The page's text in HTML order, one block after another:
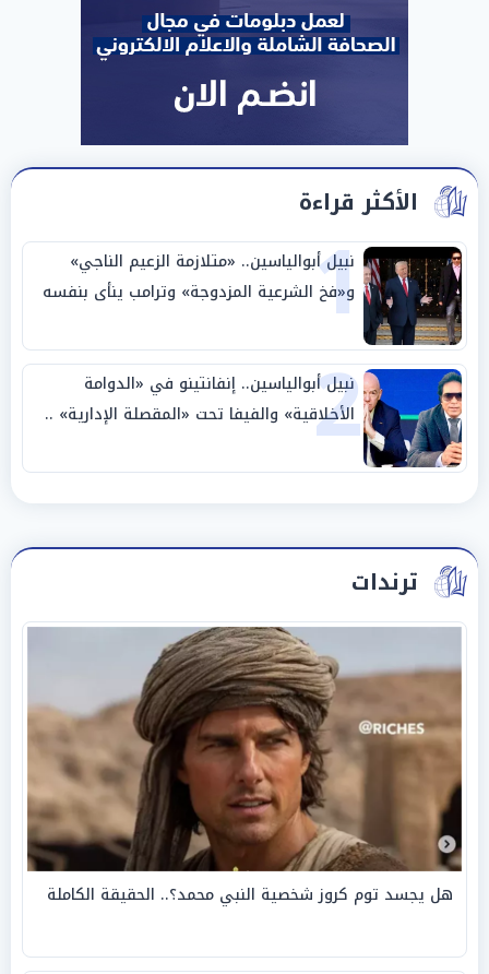
الأكثر قراءة
1
نبيل أبوالياسين.. «متلازمة الزعيم الناجي»
و«فخ الشرعية المزدوجة» وترامب ينأى بنفسه
وحليفه في «ميتم استراتيجي»
2
نبيل أبوالياسين.. إنفانتينو في «الدوامة
الأخلاقية» والفيفا تحت «المقصلة الإدارية» ..
«عبادة العرش وجنازة المصداقية»
ترندات
هل يجسد توم كروز شخصية النبي محمد؟.. الحقيقة الكاملة